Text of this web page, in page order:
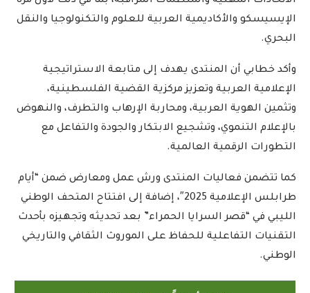
الإيسيسكو والأكاديمية العربية للعلوم والتكنولوجيا والنقل
البحري.
وأكد خطابي أن المنتدى يهدف إلى متابعة الاستراتيجية
الإعلامية العربية وتعزيز مركزية القضية الفلسطينية،
وتثمين الهوية العربية، ومحاربة الإرهاب والتطرف، والنهوض
بالإعلام التنموي، وتشجيع الابتكار والجودة والتفاعل مع
التطورات الرقمية العالمية.
كما تتضمن فعاليات المنتدى ورش عمل ومعارض ضمن “أيام
طرابلس الإعلامية 2025″، إضافة إلى افتتاح المتحف الوطني
الليبي في “قصر السرايا الحمراء” بعد تحديثه وتجهيزه بأحدث
التقنيات التفاعلية للحفاظ على الموروث الثقافي والتاريخي
الوطني.